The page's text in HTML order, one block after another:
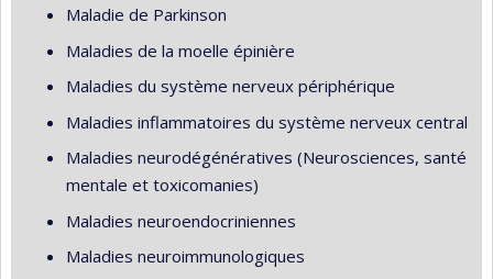
Maladie de Parkinson
Maladies de la moelle épinière
Maladies du système nerveux périphérique
Maladies inflammatoires du système nerveux central
Maladies neurodégénératives (Neurosciences, santé
mentale et toxicomanies)
Maladies neuroendocriniennes
Maladies neuroimmunologiques